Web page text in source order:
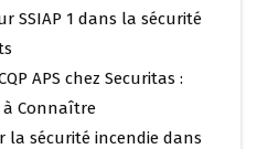
SSIAP 1 dans la sécurité
APS chez Securitas :
Connaître
la sécurité incendie dans